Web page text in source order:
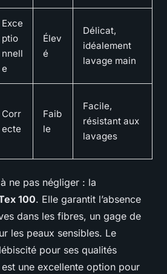
Exce
ptio
nnell
e
Élev
é
Délicat,
idéalement
lavage main
Corr
ecte
Faib
le
Facile,
résistant aux
lavages
ne pas négliger : la
100. Elle garantit l’absence
dans les fibres, un gage de
les peaux sensibles. Le
pour ses qualités
une excellente option pour